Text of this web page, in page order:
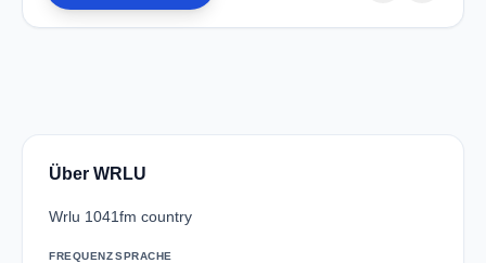
Über WRLU
Wrlu 1041fm country
FREQUENZSPRACHE